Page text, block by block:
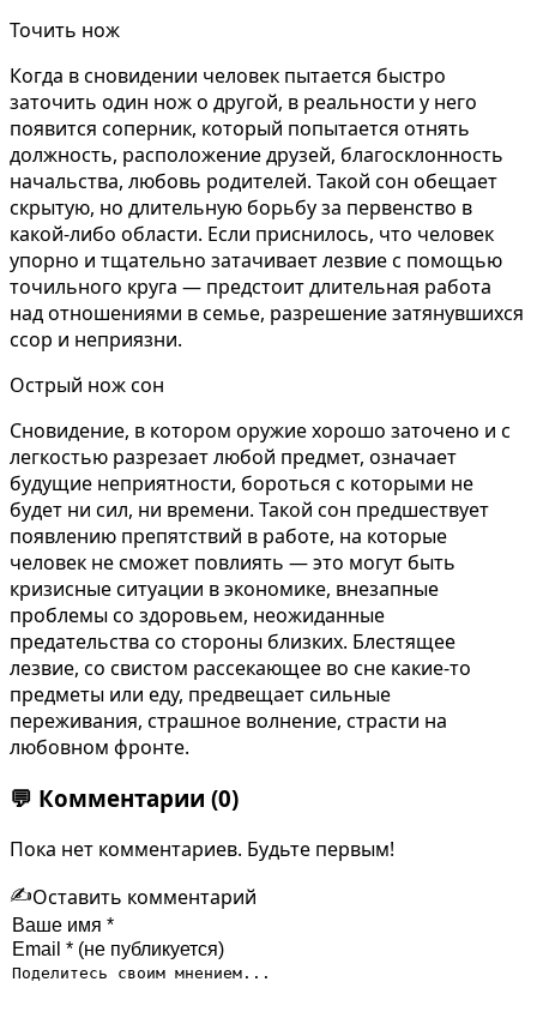
Точить нож
Когда в сновидении человек пытается быстро
заточить один нож о другой, в реальности у него
появится соперник, который попытается отнять
должность, расположение друзей, благосклонность
начальства, любовь родителей. Такой сон обещает
скрытую, но длительную борьбу за первенство в
какой-либо области. Если приснилось, что человек
упорно и тщательно затачивает лезвие с помощью
точильного круга — предстоит длительная работа
над отношениями в семье, разрешение затянувшихся
ссор и неприязни.
Острый нож сон
Сновидение, в котором оружие хорошо заточено и с
легкостью разрезает любой предмет, означает
будущие неприятности, бороться с которыми не
будет ни сил, ни времени. Такой сон предшествует
появлению препятствий в работе, на которые
человек не сможет повлиять — это могут быть
кризисные ситуации в экономике, внезапные
проблемы со здоровьем, неожиданные
предательства со стороны близких. Блестящее
лезвие, со свистом рассекающее во сне какие-то
предметы или еду, предвещает сильные
переживания, страшное волнение, страсти на
любовном фронте.
💬 Комментарии (0)
Пока нет комментариев. Будьте первым!
✍️Оставить комментарий